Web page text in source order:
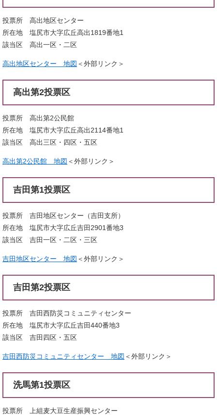
投票所 高出地区センター
所在地 塩尻市大字広丘高出1819番地1
該当区 高出一区・二区
高出地区センター 地図 ＜外部リンク＞
高出第2投票区
投票所 高出第2公民館
所在地 塩尻市大字広丘高出2114番地1
該当区 高出三区・四区・五区
高出第2公民館 地図 ＜外部リンク＞
吉田第1投票区
投票所 吉田地区センター（吉田支所）
所在地 塩尻市大字広丘吉田2901番地3
該当区 吉田一区・二区・三区
吉田地区センター 地図 ＜外部リンク＞
吉田第2投票区
投票所 吉田西防災コミュニティセンター
所在地 塩尻市大字広丘吉田440番地3
該当区 吉田四区・五区
吉田西防災コミュニティセンター 地図 ＜外部リンク＞
洗馬第1投票区
投票所 上組麦大豆生産振興センター